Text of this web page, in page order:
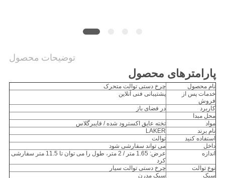
توضیحات محصول
پارامترهای محصول
نام محصول
چرخ دستی توالت متحرک
خدمات پس از
فروش
پشتیبانی فنی آنلاین
کاربرد
در فضای باز
محل مبدا
مواد
تخته عایق اکسترود شده / فایبرگلاس
نام برند
LAKER
استفاده کنید
توالت
داخل
می تواند سفارشی شود
اندازه
عرض: 1.65 متر / 2 متر، طول را می توان تا 11.5 متر سفارشی
کرد
نوع توالت
چرخ دستی توالت سیار
سبک
سبک مدرن